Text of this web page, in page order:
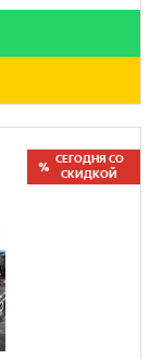
СЕГОДНЯ СО
СКИДКОЙ